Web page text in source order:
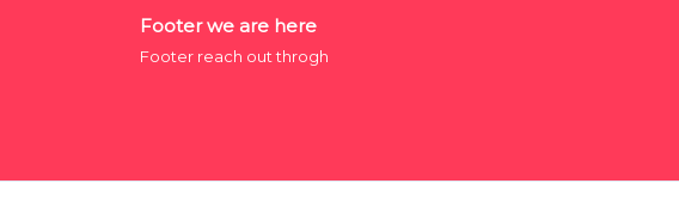
Footer we are here
Footer reach out throgh